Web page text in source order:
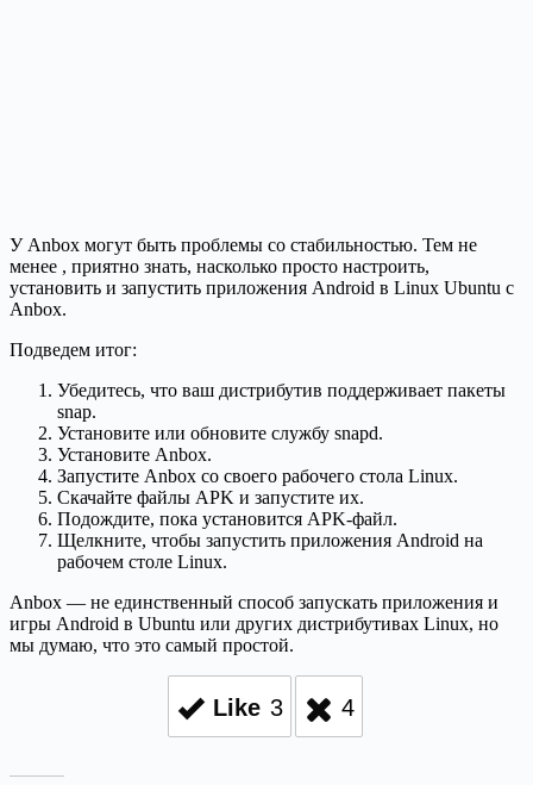
У Anbox могут быть проблемы со стабильностью. Тем не
менее , приятно знать, насколько просто настроить,
установить и запустить приложения Android в Linux Ubuntu с
Anbox.
Подведем итог:
Убедитесь, что ваш дистрибутив поддерживает пакеты
snap.
Установите или обновите службу snapd.
Установите Anbox.
Запустите Anbox со своего рабочего стола Linux.
Скачайте файлы APK и запустите их.
Подождите, пока установится APK-файл.
Щелкните, чтобы запустить приложения Android на
рабочем столе Linux.
Anbox — не единственный способ запускать приложения и
игры Android в Ubuntu или других дистрибутивах Linux, но
мы думаю, что это самый простой.
Like 3 4